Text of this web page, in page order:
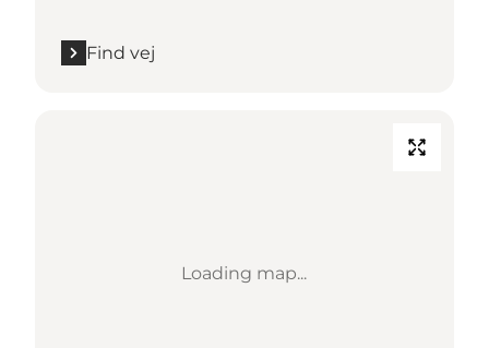
Find vej
Loading map...